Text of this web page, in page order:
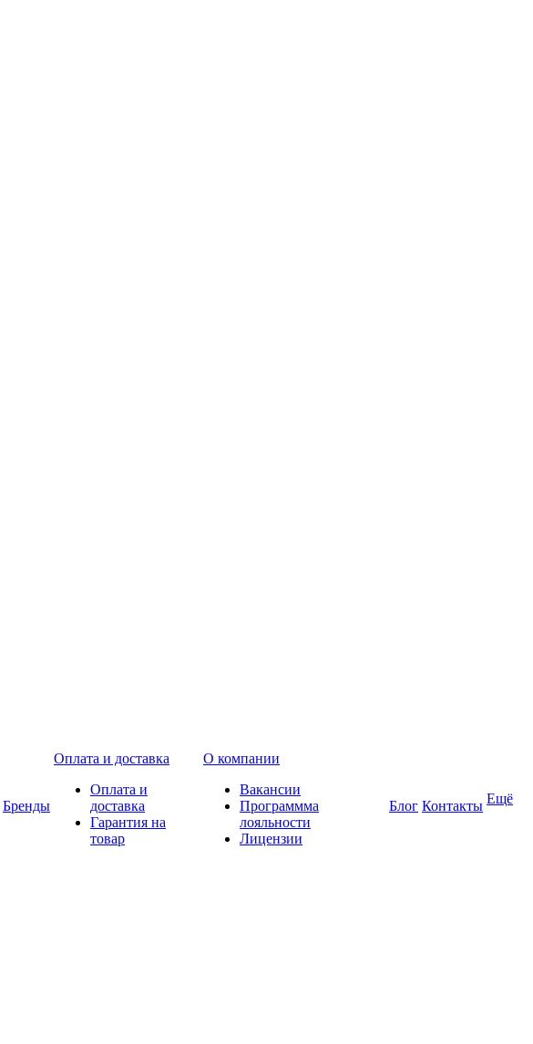
Бренды
Оплата и доставка
Оплата и
доставка
Гарантия на
товар
О компании
Вакансии
Программма
лояльности
Лицензии
Блог Контакты Ещё